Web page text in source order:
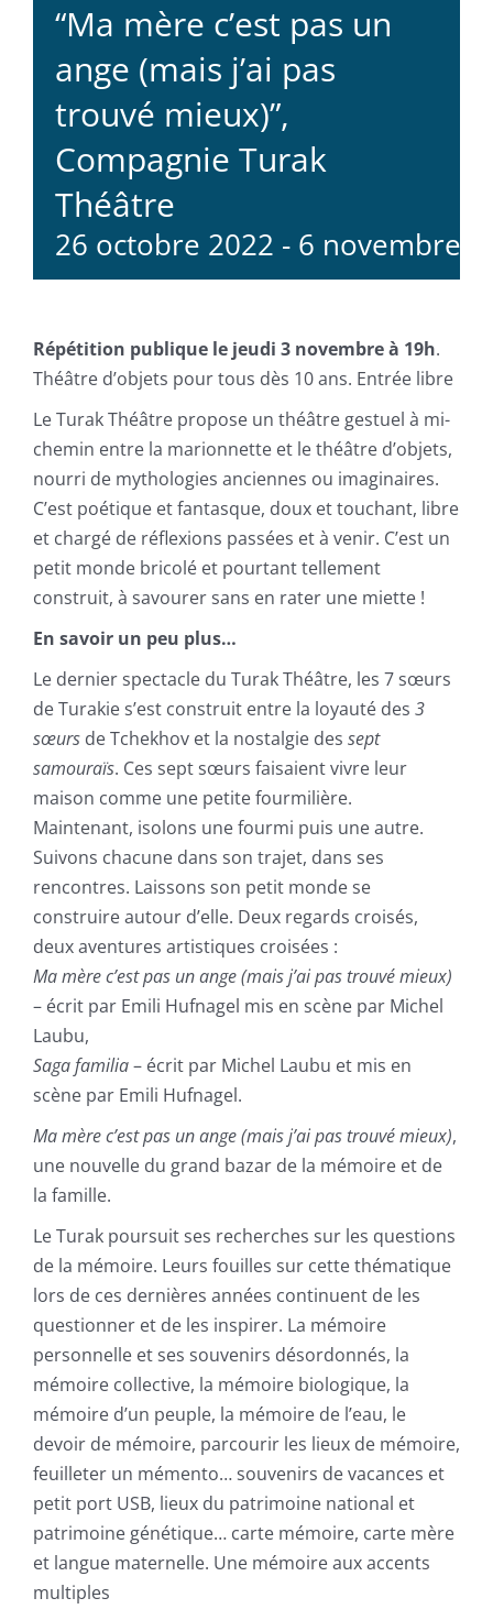
“Ma mère c’est pas un
ange (mais j’ai pas
trouvé mieux)”,
Compagnie Turak
Théâtre
26 octobre 2022 - 6 novembre
Répétition publique le jeudi 3 novembre à 19h.
Théâtre d’objets pour tous dès 10 ans. Entrée libre
Le Turak Théâtre propose un théâtre gestuel à mi-
chemin entre la marionnette et le théâtre d’objets,
nourri de mythologies anciennes ou imaginaires.
C’est poétique et fantasque, doux et touchant, libre
et chargé de réflexions passées et à venir. C’est un
petit monde bricolé et pourtant tellement
construit, à savourer sans en rater une miette !
En savoir un peu plus…
Le dernier spectacle du Turak Théâtre, les 7 sœurs
de Turakie s’est construit entre la loyauté des 3
sœurs de Tchekhov et la nostalgie des sept
samouraïs. Ces sept sœurs faisaient vivre leur
maison comme une petite fourmilière.
Maintenant, isolons une fourmi puis une autre.
Suivons chacune dans son trajet, dans ses
rencontres. Laissons son petit monde se
construire autour d’elle. Deux regards croisés,
deux aventures artistiques croisées :
Ma mère c’est pas un ange (mais j’ai pas trouvé mieux)
– écrit par Emili Hufnagel mis en scène par Michel
Laubu,
Saga familia– écrit par Michel Laubu et mis en
scène par Emili Hufnagel.
Ma mère c’est pas un ange (mais j’ai pas trouvé mieux),
une nouvelle du grand bazar de la mémoire et de
la famille.
Le Turak poursuit ses recherches sur les questions
de la mémoire. Leurs fouilles sur cette thématique
lors de ces dernières années continuent de les
questionner et de les inspirer. La mémoire
personnelle et ses souvenirs désordonnés, la
mémoire collective, la mémoire biologique, la
mémoire d’un peuple, la mémoire de l’eau, le
devoir de mémoire, parcourir les lieux de mémoire,
feuilleter un mémento… souvenirs de vacances et
petit port USB, lieux du patrimoine national et
patrimoine génétique… carte mémoire, carte mère
et langue maternelle. Une mémoire aux accents
multiples